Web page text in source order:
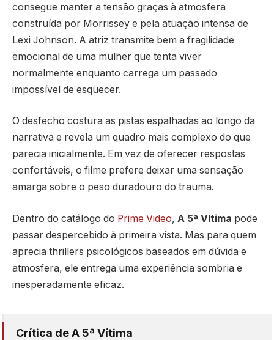
consegue manter a tensão graças à atmosfera
construída por Morrissey e pela atuação intensa de
Lexi Johnson. A atriz transmite bem a fragilidade
emocional de uma mulher que tenta viver
normalmente enquanto carrega um passado
impossível de esquecer.
O desfecho costura as pistas espalhadas ao longo da
narrativa e revela um quadro mais complexo do que
parecia inicialmente. Em vez de oferecer respostas
confortáveis, o filme prefere deixar uma sensação
amarga sobre o peso duradouro do trauma.
Dentro do catálogo do Prime Video, A 5ª Vítima pode
passar despercebido à primeira vista. Mas para quem
aprecia thrillers psicológicos baseados em dúvida e
atmosfera, ele entrega uma experiência sombria e
inesperadamente eficaz.
Crítica de A 5ª Vítima